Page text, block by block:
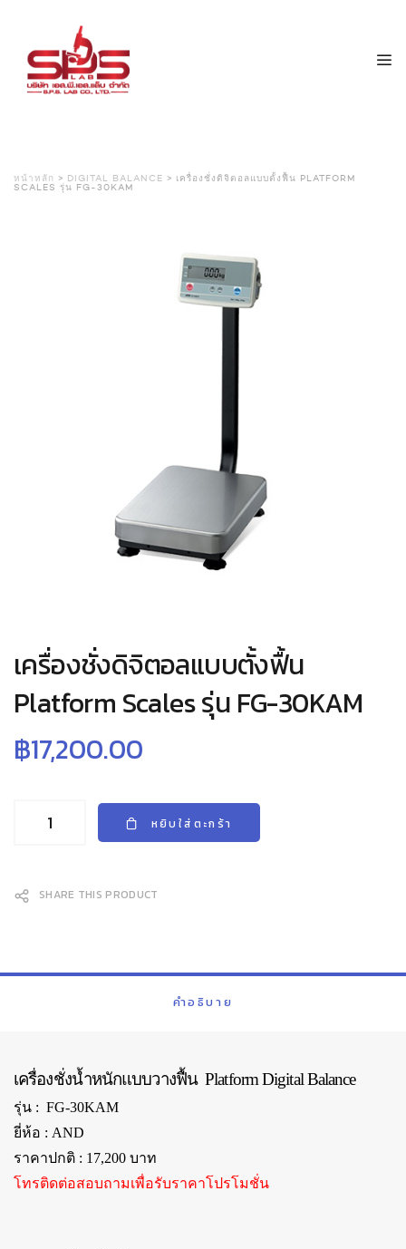
หน้าหลัก > DIGITAL BALANCE > เครื่องชั่งดิจิตอลแบบตั้งฟื้น PLATFORM
SCALES รุ่น FG-30KAM
เครื่องชั่งดิจิตอลแบบตั้งฟื้น
Platform Scales รุ่น FG-30KAM
฿17,200.00
หยิบใส่ตะกร้า
SHARE THIS PRODUCT
คำอธิบาย
เครื่องชั่งน้ำหนักแบบวางฟื้น Platform Digital Balance
รุ่น : FG-30KAM
ยี่ห้อ : AND
ราคาปกติ : 17,200 บาท
โทรติดต่อสอบถามเพื่อรับราคาโปรโมชั่น